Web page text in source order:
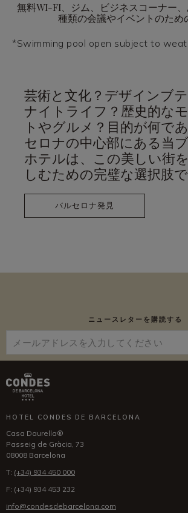
無料WI-FI、ジム、ビジネスコーナー
種類の会議やイベントのため
*Swimming pool open subject to
芸術と文化？デザインブ
ナイトライフ？歴史的な
トやグルメ？目的が何で
セロナの中心部にある当
ホテルは、この美しい街
しむための完璧な選択肢で
バルセロナ発見
ニュースレターを購読する
HOTEL CONDES DE BARCELONA
Casa Daurella®
Passeig de Gràcia, 73
08008 Barcelona
T: (+34) 934 450 000
F: (+34) 934 453 232
info@condesdebarcelona.com